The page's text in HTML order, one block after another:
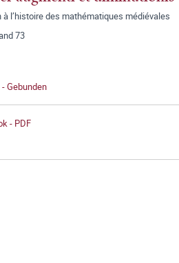
à l’histoire des mathématiques médiévales
73
Gebunden
- PDF